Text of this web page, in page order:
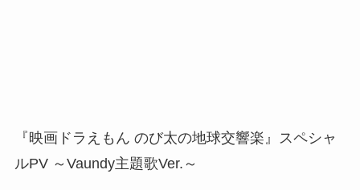
『映画ドラえもん のび太の地球交響楽』スペシャ
ルPV ～Vaundy主題歌Ver.～